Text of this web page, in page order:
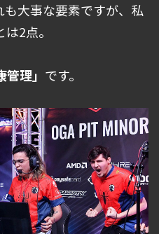
も大事な要素ですが、私
2点。
理」 です。